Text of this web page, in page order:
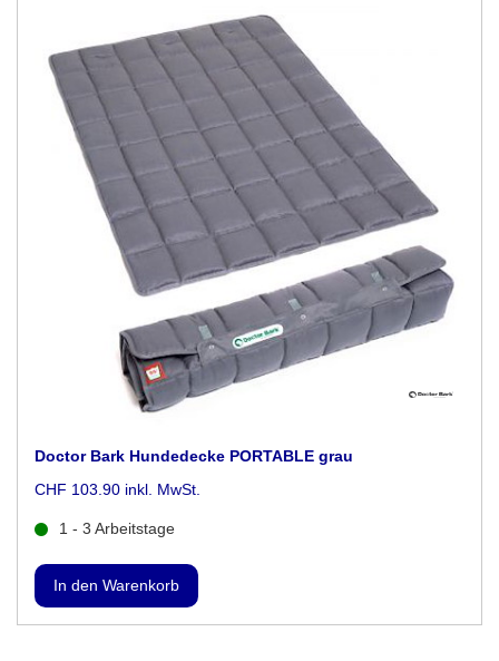
Doctor Bark Hundedecke PORTABLE grau
CHF 103.90 inkl. MwSt.
1 - 3 Arbeitstage